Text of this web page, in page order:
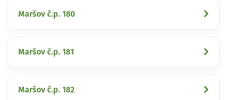
Maršov č.p. 180
Maršov č.p. 181
Maršov č.p. 182